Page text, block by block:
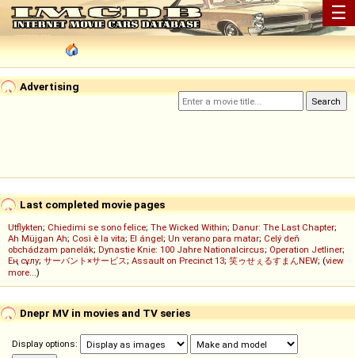
☰
Advertising
Last completed movie pages
Utflykten; Chiedimi se sono felice; The Wicked Within; Danur: The Last Chapter;
Ah Müjgan Ah; Così è la vita; El ángel; Un verano para matar; Celý deň
obchádzam panelák; Dynastie Knie: 100 Jahre Nationalcircus; Operation Jetliner;
Ең сұлу; サーバント×サービス; Assault on Precinct 13; 笑ゥせぇるすまんNEW; (view
more...)
Dnepr MV in movies and TV series
Display options: